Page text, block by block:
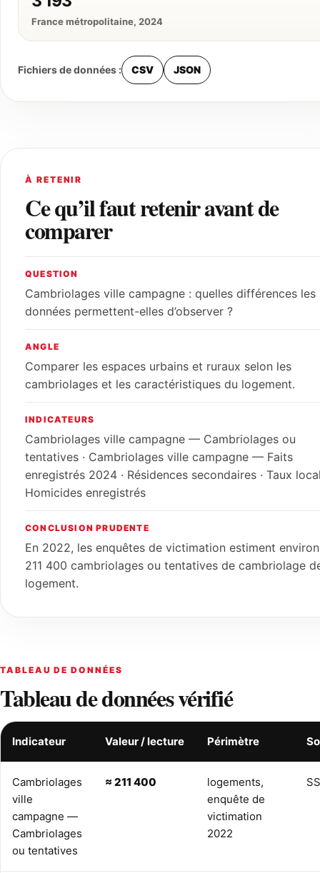
France métropolitaine, 2024
Fichiers de données : CSV JSON
À RETENIR
Ce qu’il faut retenir avant de
comparer
QUESTION
Cambriolages ville campagne : quelles différences les
données permettent-elles d’observer ?
ANGLE
Comparer les espaces urbains et ruraux selon les
cambriolages et les caractéristiques du logement.
INDICATEURS
Cambriolages ville campagne — Cambriolages ou
tentatives · Cambriolages ville campagne — Faits
enregistrés 2024 · Résidences secondaires · Taux
Homicides enregistrés
CONCLUSION PRUDENTE
En 2022, les enquêtes de victimation estiment environ
211 400 cambriolages ou tentatives de cambriolage
logement.
TABLEAU DE DONNÉES
Tableau de données vérifié
Indicateur Valeur / lecture Périmètre
Cambriolages
ville
campagne —
Cambriolages
ou tentatives
≈ 211 400
logements,
enquête de
victimation
2022